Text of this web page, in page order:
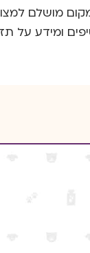
מושלם
ומידע על